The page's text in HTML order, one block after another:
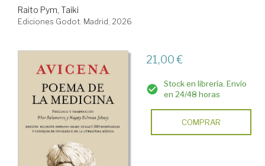
Raito Pym, Taiki
Ediciones Godot. Madrid, 2026
21,00 €
Stock en librería. Envío
en 24/48 horas
COMPRAR